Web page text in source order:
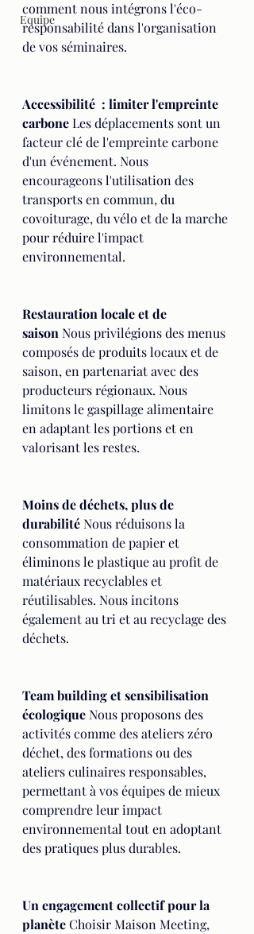
Equipe
comment nous intégrons l'éco-
responsabilité dans l'organisation
de vos séminaires.
Accessibilité  : limiter l'empreinte
carbone Les déplacements sont un
facteur clé de l'empreinte carbone
d'un événement. Nous
encourageons l'utilisation des
transports en commun, du
covoiturage, du vélo et de la marche
pour réduire l'impact
environnemental.
Restauration locale et de
saison Nous privilégions des menus
composés de produits locaux et de
saison, en partenariat avec des
producteurs régionaux. Nous
limitons le gaspillage alimentaire
en adaptant les portions et en
valorisant les restes.
Moins de déchets, plus de
durabilité Nous réduisons la
consommation de papier et
éliminons le plastique au profit de
matériaux recyclables et
réutilisables. Nous incitons
également au tri et au recyclage des
déchets.
Team building et sensibilisation
écologique Nous proposons des
activités comme des ateliers zéro
déchet, des formations ou des
ateliers culinaires responsables,
permettant à vos équipes de mieux
comprendre leur impact
environnemental tout en adoptant
des pratiques plus durables.
Un engagement collectif pour la
planète Choisir Maison Meeting,